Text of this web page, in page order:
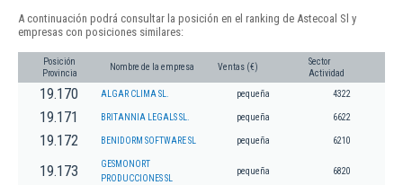
A continuación podrá consultar la posición en el ranking de Astecoal Sl y
empresas con posiciones similares:
Posición
Provincia
Nombre de la empresa Ventas (€)
Sector
Actividad
19.170 ALGAR CLIMA SL. pequeña 4322
19.171 BRITANNIA LEGALS SL. pequeña 6622
19.172 BENIDORM SOFTWARE SL pequeña 6210
19.173
GESMONORT
PRODUCCIONES SL
pequeña 6820